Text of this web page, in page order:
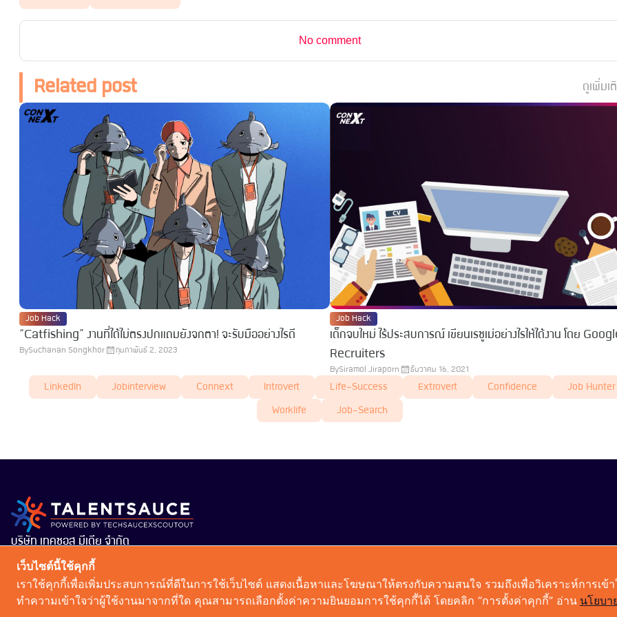
No comment
Related post ดูเพิ่มเ
Job Hack
“Catfishing” งานที่ได้ไม่ตรงปกแถมยังจกตา! จะรับมืออย่างไรดี
BySuchanan Songkhor กุมภาพันธ์ 2, 2023
Job Hack
เด็กจบใหม่ ไร้ประสบการณ์ เขียนเรซูเม่อย่างไรให้ได้งาน โดย
Recruiters
BySiramol Jiraporn ธันวาคม 16, 2021
LinkedIn Jobinterview Connext Introvert Life-Success Extrovert Confidence Job Hunter
Worklife Job-Search
บริษัท เทคซอส มีเดีย จำกัด
101 ทรู ดิจิทัล พาร์ค อาคาร กริฟฟิน ชั้น 14 ห้อง 1401
ถนนสุขุมวิท แขวงบางจาก เขตพระโขนง กรุงเทพมหานคร
10260
talentsauce@techsauce.co 02-001-5375 06-4658-9500
Copyright 2026 : Techsauce All rights reserved.
เว็บไซต์นี้ใช้คุกกี้
เราใช้คุกกี้เพื่อเพิ่มประสบการณ์ที่ดีในการใช้เว็บไซต์ แสดงเนื้อหาและโฆษณาให้ตรงกับความสนใจ รวมถึงเพื่อวิเคราะห์การเข้
ทำความเข้าใจว่าผู้ใช้งานมาจากที่ใด คุณสามารถเลือกตั้งค่าความยินยอมการใช้คุกกี้ได้ โดยคลิก “การตั้งค่าคุกกี้” อ่าน นโยบา